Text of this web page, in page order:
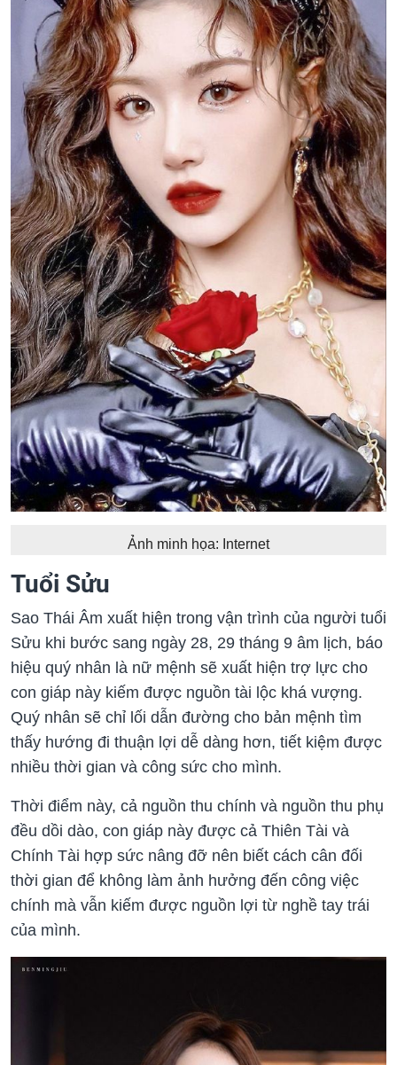
Ảnh minh họa: Internet
Tuổi Sửu
Sao Thái Âm xuất hiện trong vận trình của người tuổi
Sửu khi bước sang ngày 28, 29 tháng 9 âm lịch, báo
hiệu quý nhân là nữ mệnh sẽ xuất hiện trợ lực cho
con giáp này kiếm được nguồn tài lộc khá vượng.
Quý nhân sẽ chỉ lối dẫn đường cho bản mệnh tìm
thấy hướng đi thuận lợi dễ dàng hơn, tiết kiệm được
nhiều thời gian và công sức cho mình.
Thời điểm này, cả nguồn thu chính và nguồn thu phụ
đều dồi dào, con giáp này được cả Thiên Tài và
Chính Tài hợp sức nâng đỡ nên biết cách cân đối
thời gian để không làm ảnh hưởng đến công việc
chính mà vẫn kiếm được nguồn lợi từ nghề tay trái
của mình.